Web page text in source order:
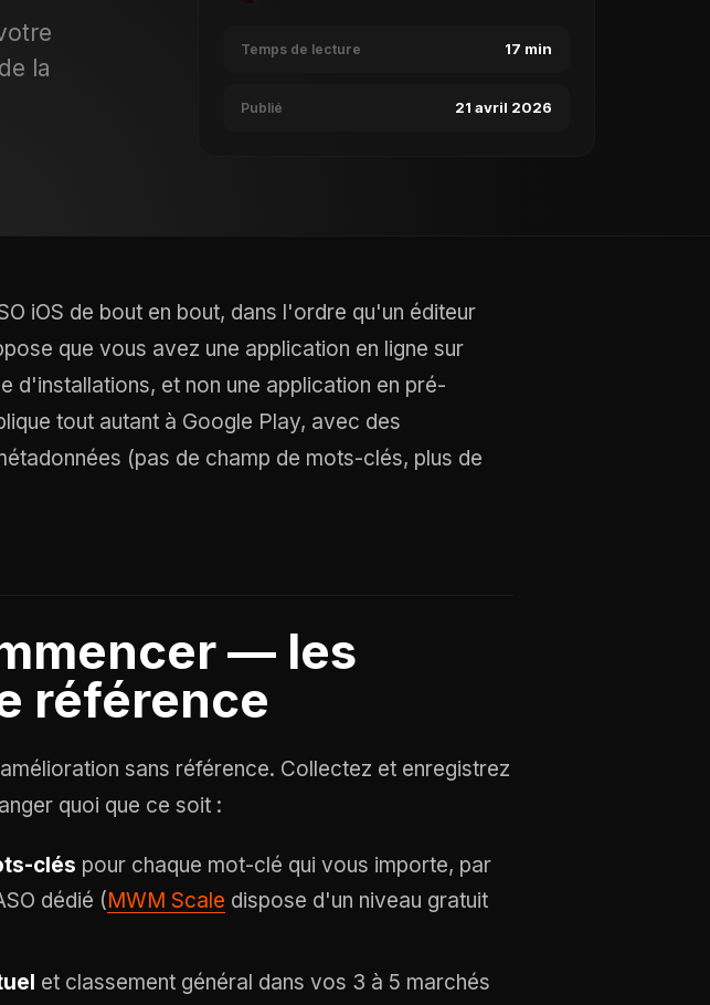
la
Temps de lecture 17 min
Publié 21 avril 2026
iOS de bout en bout, dans l'ordre qu'un éditeur
que vous avez une application en ligne sur
d'installations, et non une application en pré-
tout autant à Google Play, avec des
(pas de champ de mots-clés, plus de
— les
référence
sans référence. Collectez et enregistrez
quoi que ce soit :
clés pour chaque mot-clé qui vous importe, par
dédié (MWM Scale dispose d'un niveau gratuit
et classement général dans vos 3 à 5 marchés